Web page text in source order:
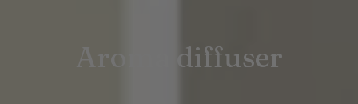
Aroma diffuser